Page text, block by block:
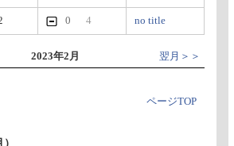
0 4 no title
2023年2月 翌月＞＞
ページTOP